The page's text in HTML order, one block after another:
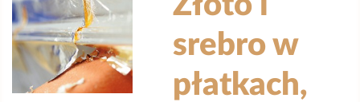
srebro w
płatkach,